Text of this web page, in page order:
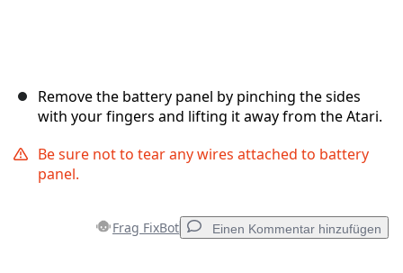
Remove the battery panel by pinching the sides
with your fingers and lifting it away from the Atari.
Be sure not to tear any wires attached to battery
panel.
Frag FixBot Einen Kommentar hinzufügen